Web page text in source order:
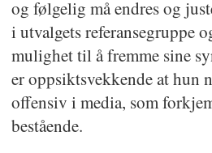
og følgelig må endres og
i utvalgets referansegruppe
mulighet til å fremme sine
er oppsiktsvekkende at hun
offensiv i media, som
bestående.